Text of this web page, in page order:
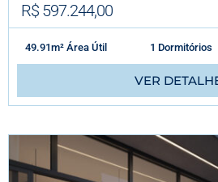
R$ 597.244,00
49.91m² Área Útil 1 Dormitórios
VER